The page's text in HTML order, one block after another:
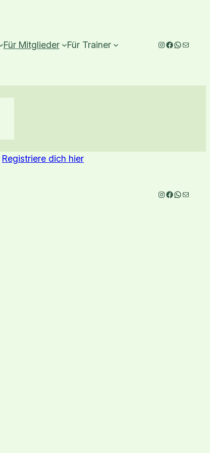
Für Mitglieder Für Trainer Instagram
Facebook
E-Mail
Registriere dich hier
Instagram
Facebook
E-Mail